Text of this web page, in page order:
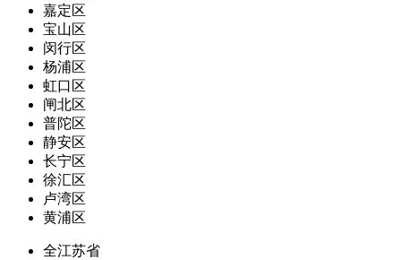
嘉定区
宝山区
闵行区
杨浦区
虹口区
闸北区
普陀区
静安区
长宁区
徐汇区
卢湾区
黄浦区
全江苏省